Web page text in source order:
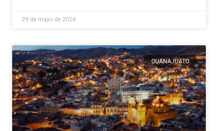
29 de mayo de 2024
GUANAJUATO